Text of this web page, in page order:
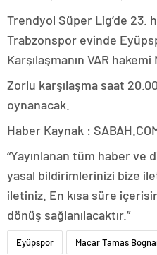
Trendyol Süper Lig’de 23.
Trabzonspor evinde
Karşılaşmanın VAR
Zorlu karşılaşma saat
oynanacak.
Haber Kaynak :
“Yayınlanan tüm haber
yasal bildirimlerinizi bize
iletiniz. En kısa süre
dönüş sağlanılacaktır.”
Eyüpspor Macar Tamas